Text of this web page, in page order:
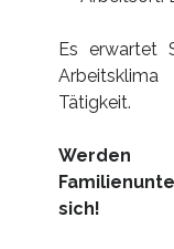
Es erwartet
Tätigkeit.
sich!